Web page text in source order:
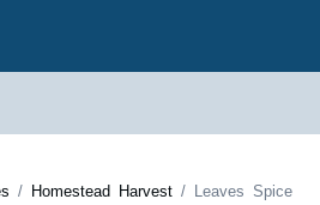
/ Homestead Harvest / Leaves Spice